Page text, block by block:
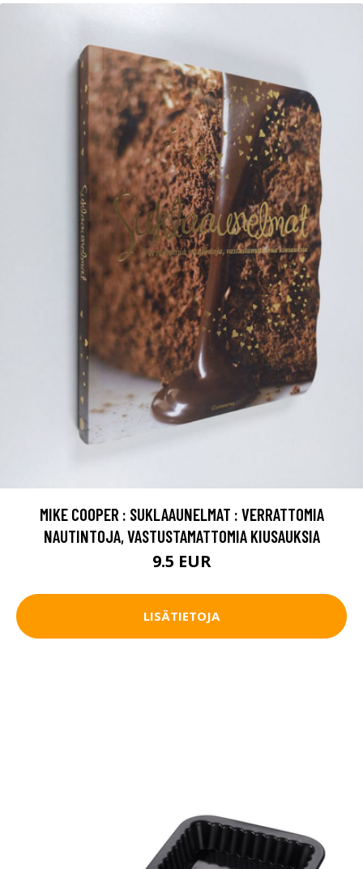
MIKE COOPER : SUKLAAUNELMAT : VERRATTOMIA
NAUTINTOJA, VASTUSTAMATTOMIA KIUSAUKSIA
9.5 EUR
LISÄTIETOJA